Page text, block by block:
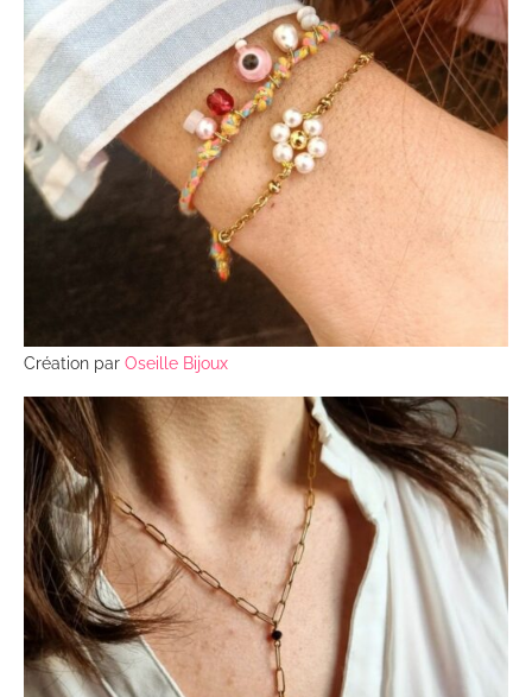
Création par Oseille Bijoux